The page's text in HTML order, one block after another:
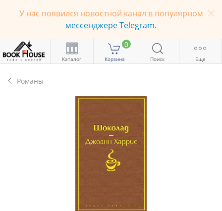
У нас появился новостной канал в популярном
мессенджере Telegram.
Каталог
0
Корзина Поиск Еще
Романы